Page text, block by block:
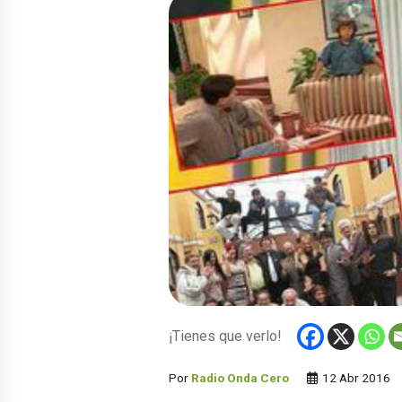
¡Tienes que verlo!
Por Radio Onda Cero 12 Abr 2016